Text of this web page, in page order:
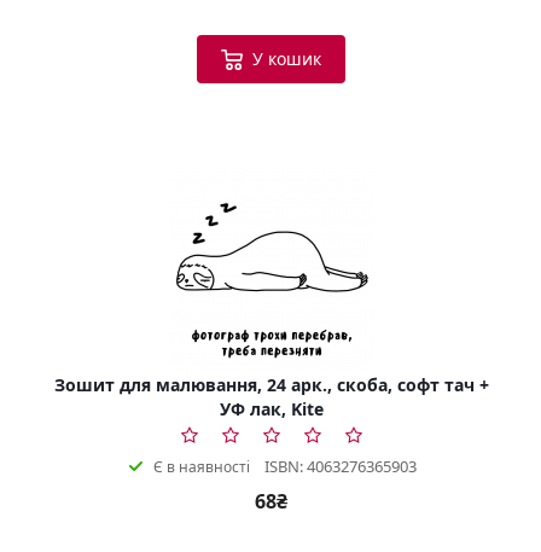
У кошик
Зошит для малювання, 24 арк., скоба, софт тач +
УФ лак, Kite
Є в наявності ISBN: 4063276365903
68₴